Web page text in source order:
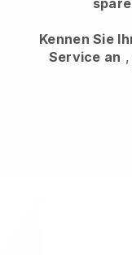
Kennen Sie
Service an